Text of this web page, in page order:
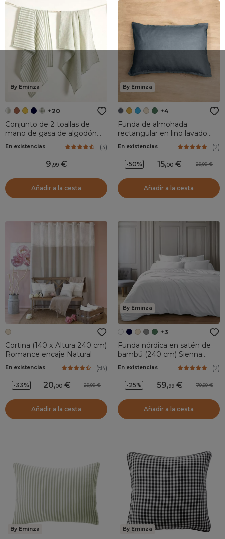
By Eminza
+20
Conjunto de 2 toallas de
mano de gasa de algodón
(50 x 70 cm) Gaïa rayas
Verde eucalipto
En existencias (3)
9,99
Añadir a la cesta
By Eminza
+4
Funda de almohada
rectangular en lino lavado
(70 cm) Louise Gris pizarra
En existencias (2)
-50% 15,00 29,99
Añadir a la cesta
Cortina (140 x Altura 240 cm)
Romance encaje Natural
En existencias (58)
-33% 20,00 29,99
Añadir a la cesta
By Eminza
+3
Funda nórdica en satén de
bambú (240 cm) Sienna
Blanco chantilly
En existencias (2)
-25% 59,99 79,99
Añadir a la cesta
By Eminza By Eminza